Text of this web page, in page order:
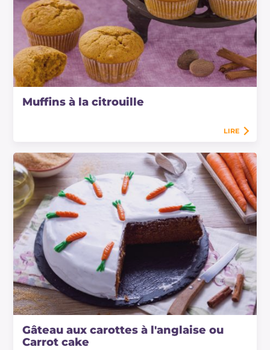
Muffins à la citrouille
LIRE
Gâteau aux carottes à l'anglaise ou
Carrot cake